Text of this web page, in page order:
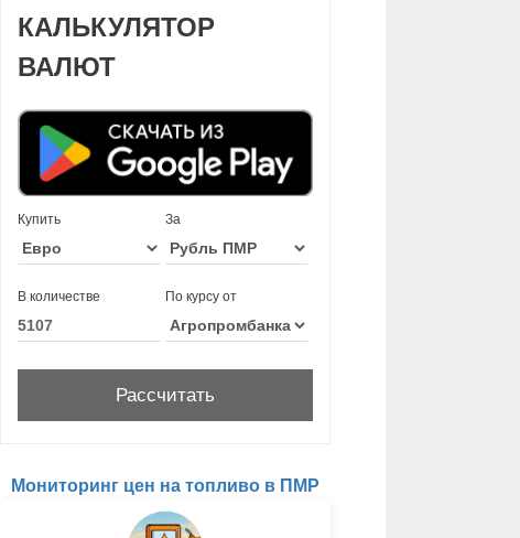
КАЛЬКУЛЯТОР
ВАЛЮТ
Купить За
В количестве По курсу от
Мониторинг цен на топливо в ПМР